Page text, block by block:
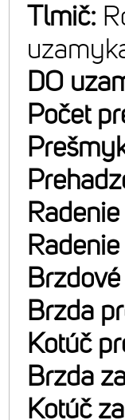
Tlmič:
DO
Počet
Brzda
Kotúč
Brzda
Kotúč